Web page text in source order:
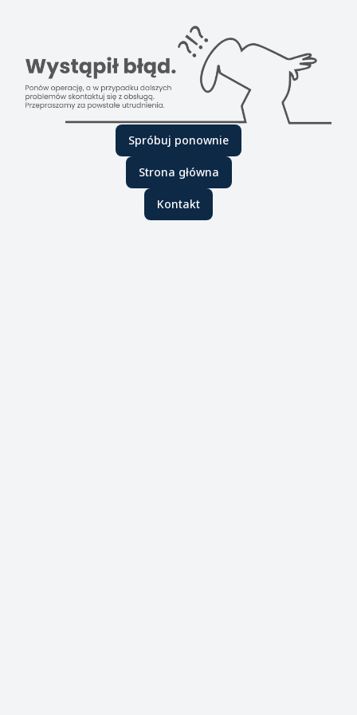
Spróbuj ponownie
Strona główna
Kontakt